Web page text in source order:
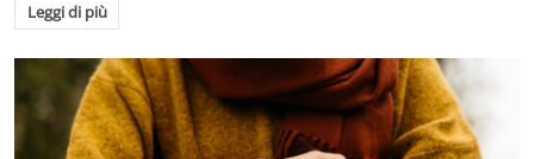
Leggi di più